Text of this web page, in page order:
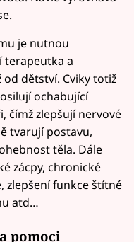
je nutnou
terapeutka a
od dětství. Cviky totiž
ochabující
čímž zlepšují nervové
tvarují postavu,
těla. Dále
zácpy, chronické
zlepšení funkce štítné
atd…
pomoci